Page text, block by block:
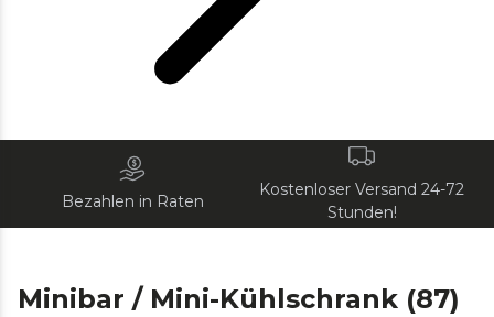
Bezahlen in Raten
Kostenloser Versand 24-72
Stunden!
Minibar / Mini-Kühlschrank (87)